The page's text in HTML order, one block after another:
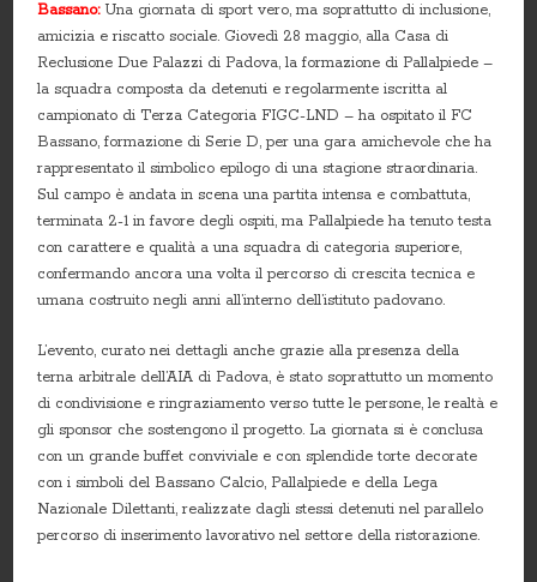
Bassano: Una giornata di sport vero, ma soprattutto di inclusione,
amicizia e riscatto sociale. Giovedì 28 maggio, alla Casa di
Reclusione Due Palazzi di Padova, la formazione di Pallalpiede –
la squadra composta da detenuti e regolarmente iscritta al
campionato di Terza Categoria FIGC-LND – ha ospitato il FC
Bassano, formazione di Serie D, per una gara amichevole che ha
rappresentato il simbolico epilogo di una stagione straordinaria.
Sul campo è andata in scena una partita intensa e combattuta,
terminata 2-1 in favore degli ospiti, ma Pallalpiede ha tenuto testa
con carattere e qualità a una squadra di categoria superiore,
confermando ancora una volta il percorso di crescita tecnica e
umana costruito negli anni all’interno dell’istituto padovano.
L’evento, curato nei dettagli anche grazie alla presenza della
terna arbitrale dell’AIA di Padova, è stato soprattutto un momento
di condivisione e ringraziamento verso tutte le persone, le realtà e
gli sponsor che sostengono il progetto. La giornata si è conclusa
con un grande buffet conviviale e con splendide torte decorate
con i simboli del Bassano Calcio, Pallalpiede e della Lega
Nazionale Dilettanti, realizzate dagli stessi detenuti nel parallelo
percorso di inserimento lavorativo nel settore della ristorazione.